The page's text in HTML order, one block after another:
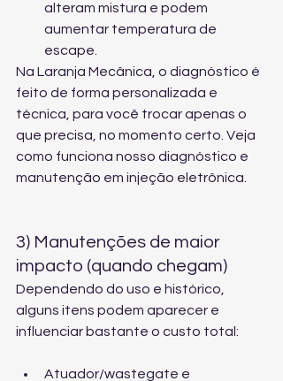
alteram mistura e podem
aumentar temperatura de
escape.
Na Laranja Mecânica, o diagnóstico é
feito de forma personalizada e
técnica, para você trocar apenas o
que precisa, no momento certo. Veja
como funciona nosso diagnóstico e
manutenção em injeção eletrônica
3) Manutenções de maior
impacto (quando chegam)
Dependendo do uso e histórico,
alguns itens podem aparecer e
influenciar bastante o custo total:
Atuador/wastegate e